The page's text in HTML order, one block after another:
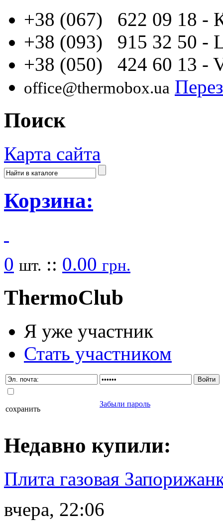
+38 (067) 622 09 18 -
+38 (093) 915 32 50 -
+38 (050) 424 60 13 -
office@thermobox.ua
Поиск
Карта сайта
Корзина:
0 шт. :: 0.00 грн.
ThermoClub
Я уже участник
Стать участником
сохранить
Забыли пароль
Недавно купили:
Плита газовая
вчера, 22:06